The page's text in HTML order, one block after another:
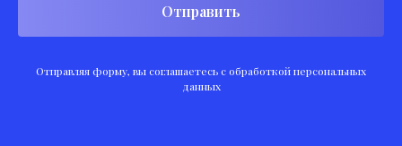
Отправить
Отправляя форму, вы соглашаетесь с обработкой персональных
данных